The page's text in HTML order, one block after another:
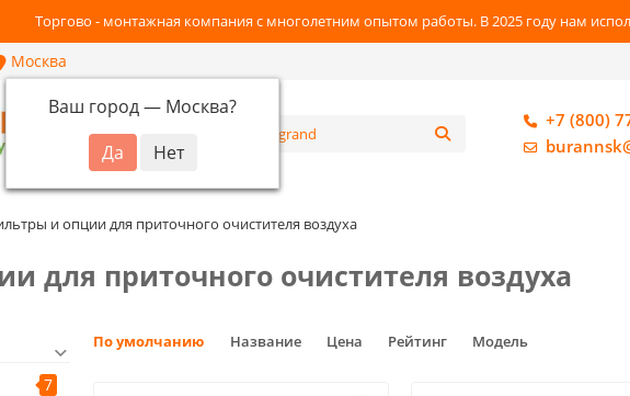
Торгово - монтажная компания с многолетним опытом работы. В 2025 году нам
Москва
Ваш город — Москва?
Каталог
+7 (800)
и опции для приточного очистителя воздуха
для приточного очистителя воздуха
7
По умолчанию Название Цена Рейтинг Модель